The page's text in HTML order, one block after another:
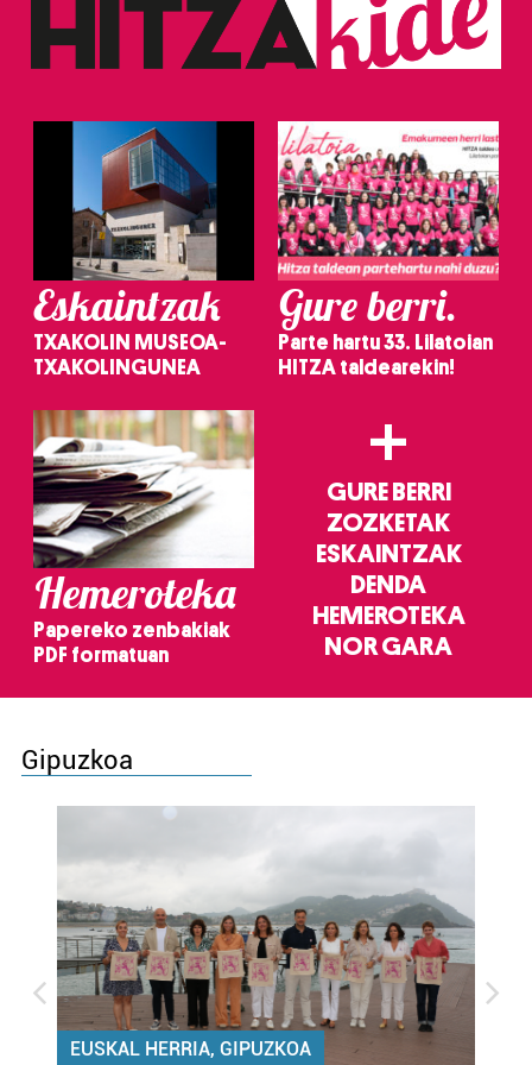
Eskaintzak
TXAKOLIN MUSEOA-
TXAKOLINGUNEA
Gure berri.
Parte hartu 33. Lilatoian
HITZA taldearekin!
Hemeroteka
Papereko zenbakiak
PDF formatuan
+
GURE BERRI
ZOZKETAK
ESKAINTZAK
DENDA
HEMEROTEKA
NOR GARA
Gipuzkoa
EUSKAL HERRIA, GIPUZKOA